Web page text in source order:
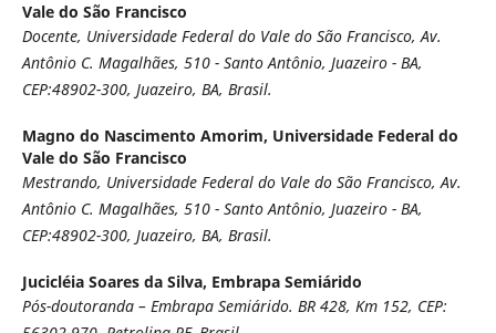
Vale do São Francisco
Docente, Universidade Federal do Vale do São Francisco, Av.
Antônio C. Magalhães, 510 - Santo Antônio, Juazeiro - BA,
CEP:48902-300, Juazeiro, BA, Brasil.
Magno do Nascimento Amorim, Universidade Federal do
Vale do São Francisco
Mestrando, Universidade Federal do Vale do São Francisco, Av.
Antônio C. Magalhães, 510 - Santo Antônio, Juazeiro - BA,
CEP:48902-300, Juazeiro, BA, Brasil.
Jucicléia Soares da Silva, Embrapa Semiárido
Pós-doutoranda – Embrapa Semiárido. BR 428, Km 152, CEP: